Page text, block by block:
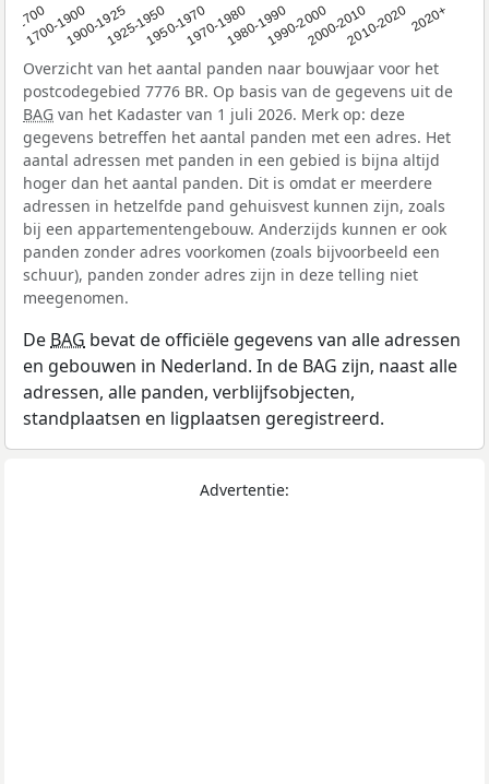
<1700
1700-19001900-19251925-19501950-19701970-19801980-19901990-20002000-20102010-20202020+
Overzicht van het aantal panden naar bouwjaar voor het
postcodegebied 7776 BR. Op basis van de gegevens uit de
BAG van het Kadaster van 1 juli 2026. Merk op: deze
gegevens betreffen het aantal panden met een adres. Het
aantal adressen met panden in een gebied is bijna altijd
hoger dan het aantal panden. Dit is omdat er meerdere
adressen in hetzelfde pand gehuisvest kunnen zijn, zoals
bij een appartementengebouw. Anderzijds kunnen er ook
panden zonder adres voorkomen (zoals bijvoorbeeld een
schuur), panden zonder adres zijn in deze telling niet
meegenomen.
De BAG bevat de officiële gegevens van alle adressen
en gebouwen in Nederland. In de BAG zijn, naast alle
adressen, alle panden, verblijfsobjecten,
standplaatsen en ligplaatsen geregistreerd.
Advertentie: